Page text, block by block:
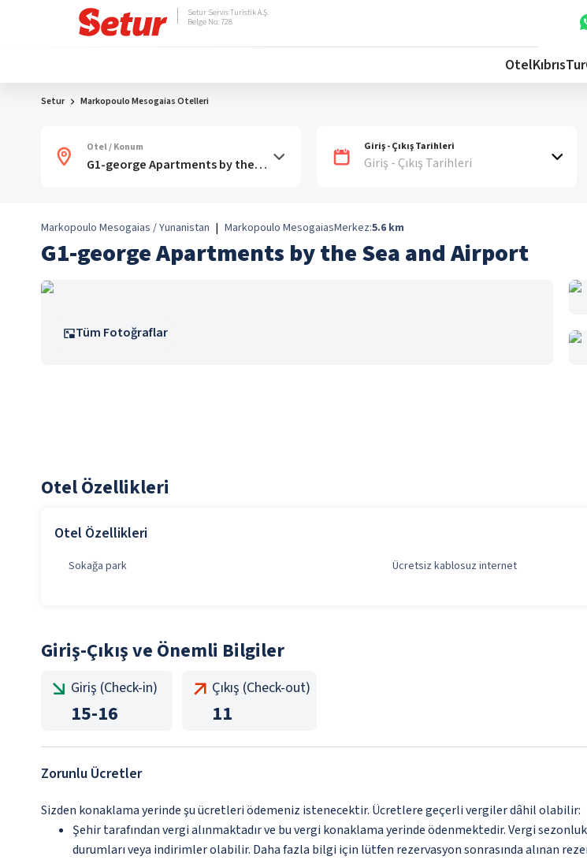
Setur Servis Turistik A.Ş.
Belge No: 728
OtelKıbrısTur
Setur Markopoulo Mesogaias Otelleri
Otel / Konum Giriş - Çıkış Tarihleri
Giriş - Çıkış Tarihleri
Markopoulo Mesogaias / Yunanistan | Markopoulo MesogaiasMerkez:5.6 km
G1-george Apartments by the Sea and Airport
Tüm Fotoğraflar
Otel Özellikleri
Otel Özellikleri
Sokağa park
Ücretsiz kablosuz internet
Giriş-Çıkış ve Önemli Bilgiler
Giriş (Check-in)
15-16
Çıkış (Check-out)
11
Zorunlu Ücretler
Sizden konaklama yerinde şu ücretleri ödemeniz istenecektir. Ücretlere geçerli vergiler dâhil olabilir:
Şehir tarafından vergi alınmaktadır ve bu vergi konaklama yerinde ödenmektedir. Vergi
durumları veya indirimler olabilir. Daha fazla bilgi için lütfen rezervasyon sonrasında alınan